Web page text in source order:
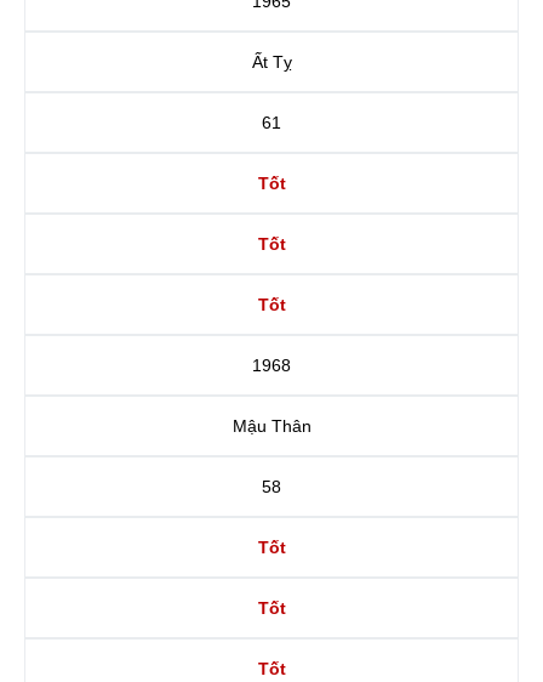
Ất Tỵ
61
Tốt
Tốt
Tốt
1968
Mậu Thân
58
Tốt
Tốt
Tốt